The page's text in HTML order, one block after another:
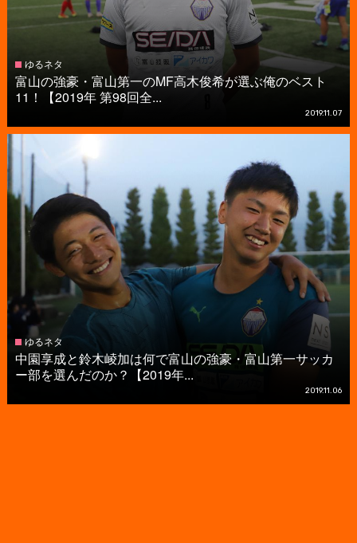
ゆるネタ
富山の強豪・富山第一のMF高木俊希が選ぶ俺のベスト
11！【2019年 第98回全...
2019.11.07
ゆるネタ
中園享成と鈴木崚加は何で富山の強豪・富山第一サッカ
ー部を選んだのか？【2019年...
2019.11.06